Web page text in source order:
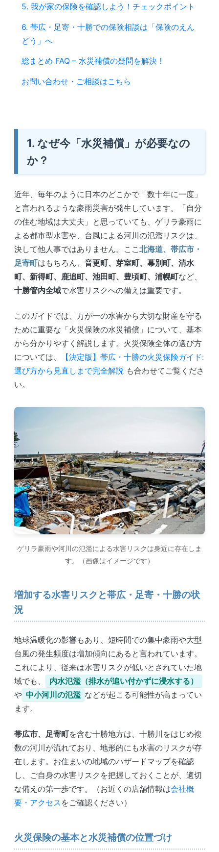
5. 我が家の保険を確認しよう！チェックポイント
6. 帯広・足寄・十勝での保険相談は「保険のえん
どう」へ
総まとめ FAQ – 水災補償の疑問を解決！
お問い合わせ・ご相談はこちら
1. なぜ今「水災補償」が必要なの
か？
近年、毎年のように日本のどこかで「数十年に一度」
と言われるような豪雨災害が発生しています。「自分
の住む地域は大丈夫」と思っていても、ゲリラ豪雨に
よる都市型水害や、台風による河川の氾濫リスクは、
決して他人事ではありません。ここ 北海道、帯広市・
足寄町はもちろん、 音更町、芽室町、幕別町、清水
町、新得町、鹿追町、池田町、豊頃町、浦幌町など、
十勝管内全域で水害リスクへの備えは重要です。
このガイドでは、万が一の水害から大切な財産を守る
ために重要な「火災保険の水災補償」について、基本
から分かりやすく解説します。火災保険全体の選び方
については、
【決定版】帯広・十勝の火災保険ガイド:
選び方から見直しまで完全解説 も合わせてご覧くださ
い。
ゲリラ豪雨や河川の氾濫による水害リスクは身近に存在しま
す。（画像はイメージです）
増加する水害リスクと帯広・足寄・十勝の状
況
地球温暖化の影響もあり、短時間での集中豪雨や大型
台風の発生頻度は増加傾向にあると言われています。
これにより、従来は水害リスクが低いとされていた地
域でも、
内水氾濫（排水が追い付かずに浸水する）
や 中小河川の氾濫 などが起こる可能性が高まってい
ます。
帯広市、足寄町を含む十勝地方は、十勝川をはじめ複
数の河川が流れており、地形的にも水害のリスクが存
在します。お住まいの地域のハザードマップを確認
し、ご自身の水害リスクを把握しておくことが、適切
な備えの第一歩です。（お近くの店舗情報は会社概
要・アクセス をご確認ください）
火災保険の基本と水災補償の位置づけ